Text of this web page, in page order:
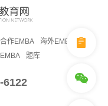
作EMBA
海外EMBA
题库
6122